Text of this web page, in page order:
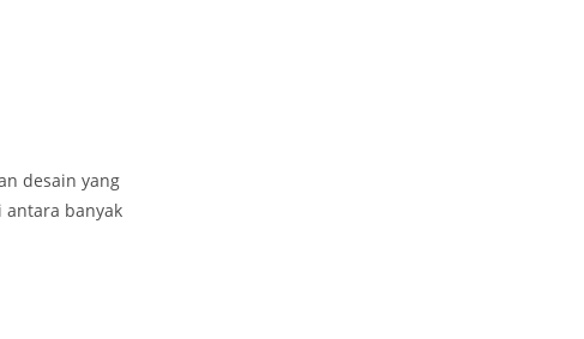
desain yang
banyak